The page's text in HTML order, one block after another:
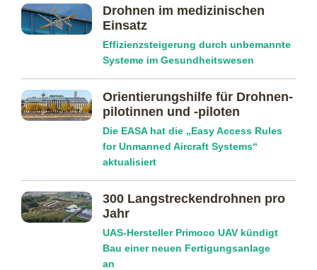
Drohnen im medizinischen
Einsatz
Effizienzsteigerung durch unbemannte
Systeme im Gesundheitswesen
Orientierungs­hilfe für Drohnen­
pilotinnen und -piloten
Die EASA hat die „Easy Access Rules
for Unmanned Aircraft Systems“
aktualisiert
300 Langstreckendrohnen pro
Jahr
UAS-Hersteller Primoco UAV kündigt
Bau einer neuen Fertigungsanlage
an